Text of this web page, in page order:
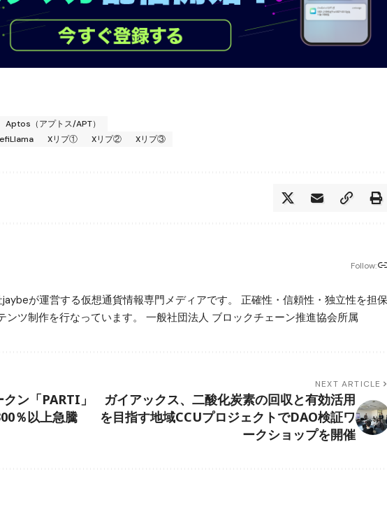
Aptos（アプトス/APT）
Xリプ① Xリプ② Xリプ③
Follow:
が運営する仮想通貨情報専門メディアです。 正確性・信頼性・独立性を担保
ツ制作を行なっています。 一般社団法人 ブロックチェーン推進協会所属
ン「PARTI」
％以上急騰
NEXT ARTICLE
ガイアックス、二酸化炭素の回収と有効活用
を目指す地域CCUプロジェクトでDAO検証ワ
ークショップを開催